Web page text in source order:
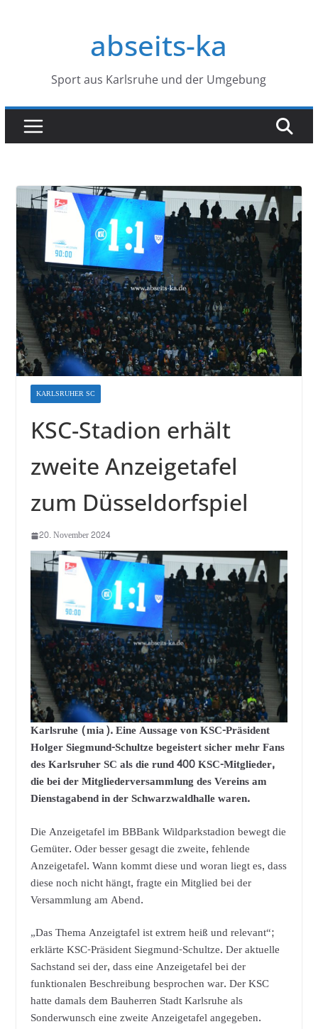
abseits-ka
Sport aus Karlsruhe und der Umgebung
KARLSRUHER SC
KSC-Stadion erhält
zweite Anzeigetafel
zum Düsseldorfspiel
20. November 2024
Karlsruhe (mia). Eine Aussage von KSC-Präsident
Holger Siegmund-Schultze begeistert sicher mehr Fans
des Karlsruher SC als die rund 400 KSC-Mitglieder,
die bei der Mitgliederversammlung des Vereins am
Dienstagabend in der Schwarzwaldhalle waren.
Die Anzeigetafel im BBBank Wildparkstadion bewegt die
Gemüter. Oder besser gesagt die zweite, fehlende
Anzeigetafel. Wann kommt diese und woran liegt es, dass
diese noch nicht hängt, fragte ein Mitglied bei der
Versammlung am Abend.
„Das Thema Anzeigtafel ist extrem heiß und relevant“;
erklärte KSC-Präsident Siegmund-Schultze. Der aktuelle
Sachstand sei der, dass eine Anzeigetafel bei der
funktionalen Beschreibung besprochen war. Der KSC
hatte damals dem Bauherren Stadt Karlsruhe als
Sonderwunsch eine zweite Anzeigetafel angegeben.